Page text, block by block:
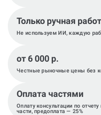
Только ручная
Не используем ИИ, каждую
от 6 000 р.
Честные рыночные цены без
Оплата частями
Оплату консультации по
части, предоплата — 25%